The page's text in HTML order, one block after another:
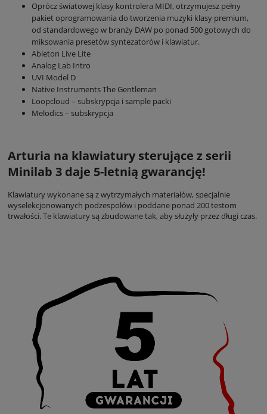
Oprócz światowej klasy kontrolera MIDI, otrzymujesz pełny
pakiet oprogramowania do tworzenia muzyki klasy premium,
od standardowego w branży DAW po ponad 500 gotowych do
miksowania presetów syntezatorów i klawiatur.
Ableton Live Lite
Analog Lab Intro
UVI Model D
Native Instruments The Gentleman
Loopcloud – subskrypcja i sample packi
Melodics – subskrypcja
Arturia na klawiatury sterujące z serii
Minilab 3 daje 5-letnią gwarancję!
Klawiatury wykonane są z wytrzymałych materiałów, specjalnie
wyselekcjonowanych podzespołów i poddane ponad 200 testom
trwałości. Te klawiatury są zbudowane tak, aby służyły przez długi czas.